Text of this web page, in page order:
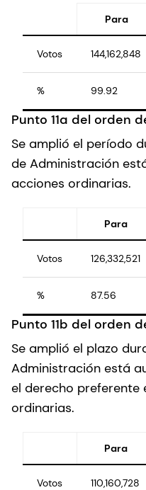
Para
Votos 144,162,848
% 99.92
Punto 11a del orden
Se amplió el período
de Administración
acciones ordinarias.
Para
Votos 126,332,521
% 87.56
Punto 11b del orden
Se amplió el plazo
Administración está
el derecho preferente
ordinarias.
Para
Votos 110,160,728